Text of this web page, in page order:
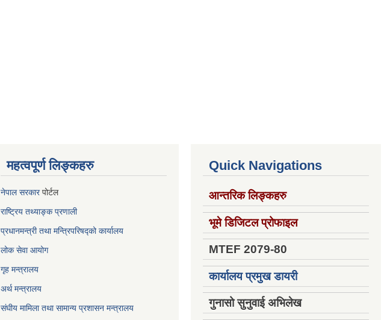
महत्वपूर्ण लिङ्कहरु
नेपाल सरकारपोर्टल
राष्ट्रिय तथ्याङ्क प्रणाली
प्रधानमन्त्री तथा मन्त्रिपरिषद्को कार्यालय
लोक सेवाआयोग
गृह मन्त्रालय
अर्थ मन्त्रालय
संघीय मामिला तथा सामान्य प्रशासन मन्त्रालय
Quick Navigations
आन्तरिक लिङ्कहरु
भूमे डिजिटल प्रोफाइल
MTEF 2079-80
कार्यालय प्रमुख डायरी
गुनासो सुनुवाई अभिलेख